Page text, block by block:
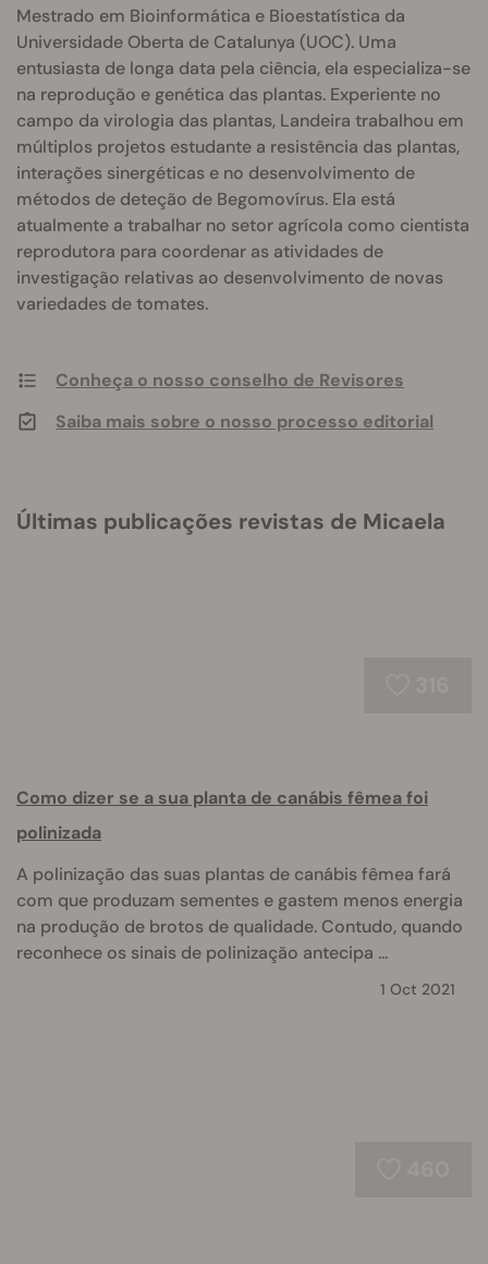
Mestrado em Bioinformática e Bioestatística da
Universidade Oberta de Catalunya (UOC). Uma
entusiasta de longa data pela ciência, ela especializa-se
na reprodução e genética das plantas. Experiente no
campo da virologia das plantas, Landeira trabalhou em
múltiplos projetos estudante a resistência das plantas,
interações sinergéticas e no desenvolvimento de
métodos de deteção de Begomovírus. Ela está
atualmente a trabalhar no setor agrícola como cientista
reprodutora para coordenar as atividades de
investigação relativas ao desenvolvimento de novas
variedades de tomates.
Conheça o nosso conselho de Revisores
Saiba mais sobre o nosso processo editorial
Últimas publicações revistas de Micaela
Como dizer se a sua planta de canábis fêmea foi
polinizada
A polinização das suas plantas de canábis fêmea fará
com que produzam sementes e gastem menos energia
na produção de brotos de qualidade. Contudo, quando
reconhece os sinais de polinização antecipa ...
1 Oct 2021